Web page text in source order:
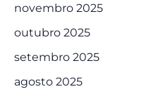
novembro 2025
outubro 2025
setembro 2025
agosto 2025